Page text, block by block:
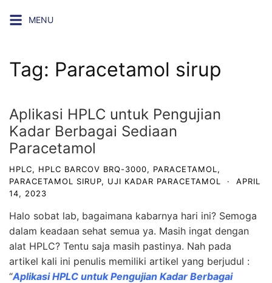
MENU
Tag: Paracetamol sirup
Aplikasi HPLC untuk Pengujian
Kadar Berbagai Sediaan
Paracetamol
HPLC, HPLC BARCOV BRQ-3000, PARACETAMOL ,
PARACETAMOL SIRUP, UJI KADAR PARACETAMOL ·
APRIL
14, 2023
Halo sobat lab, bagaimana kabarnya hari ini? Semoga
dalam keadaan sehat semua ya. Masih ingat dengan
alat HPLC? Tentu saja masih pastinya. Nah pada
artikel kali ini penulis memiliki artikel yang berjudul :
“Aplikasi HPLC untuk Pengujian Kadar Berbagai